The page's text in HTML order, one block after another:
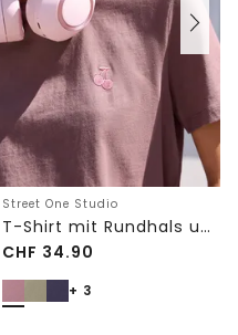
Street One Studio
T-Shirt mit Rundhals und Embroidery-Detail
CHF 34.90
+ 3